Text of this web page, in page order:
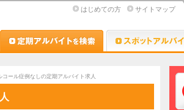
はじめての方 サイトマップ
Dr.転職なび Dr.アルなび
コール症例なしの定期アルバイト求人